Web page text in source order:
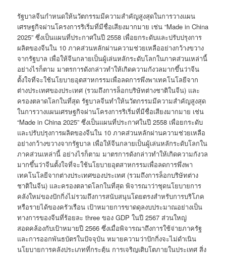
รัฐบาลจีนกำหนดให้นวัตกรรมมีความสำคัญสูงสุดในการวางแผน
เศรษฐกิจผ่านโครงการริเริ่มที่มีชื่อเสียงมากมาย เช่น “Made in China
2025” ซึ่งเป็นแผนที่ประกาศในปี 2558 เพื่อยกระดับและปรับปรุงการ
ผลิตของจีนใน 10 ภาคส่วนหลักผ่านความช่วยเหลืออย่างกว้างขวาง
จากรัฐบาล เพื่อให้จีนกลายเป็นผู้เล่นหลักระดับโลกในภาคส่วนเหล่านี้
อย่างไรก็ตาม มาตรการดังกล่าวทำให้เกิดความกังวลมากขึ้นว่าจีน
ตั้งใจที่จะใช้นโยบายอุตสาหกรรมเพื่อลดการพึ่งพาเทคโนโลยีจาก
ต่างประเทศของประเทศ (รวมถึงการล็อกบริษัทต่างชาติในจีน) และ
ครองตลาดโลกในที่สุด รัฐบาลจีนทำให้นวัตกรรมมีความสำคัญสูงสุด
ในการวางแผนเศรษฐกิจผ่านโครงการริเริ่มที่มีชื่อเสียงมากมาย เช่น
“Made in China 2025” ซึ่งเป็นแผนที่ประกาศในปี 2558 เพื่อยกระดับ
และปรับปรุงการผลิตของจีนใน 10 ภาคส่วนหลักผ่านความช่วยเหลือ
อย่างกว้างขวางจากรัฐบาล เพื่อให้จีนกลายเป็นผู้เล่นหลักระดับโลกใน
ภาคส่วนเหล่านี้ อย่างไรก็ตาม มาตรการดังกล่าวทำให้เกิดความกังวล
มากขึ้นว่าจีนตั้งใจที่จะใช้นโยบายอุตสาหกรรมเพื่อลดการพึ่งพา
เทคโนโลยีจากต่างประเทศของประเทศ (รวมถึงการล็อกบริษัทต่าง
ชาติในจีน) และครองตลาดโลกในที่สุด พิจารณาว่าชุดนโยบายการ
คลังใหม่ของปักกิ่งไม่รวมถึงการสนับสนุนโดยตรงสำหรับการบริโภค
หรือรายได้ของครัวเรือน เป้าหมายการขาดดุลงบประมาณอย่างเป็น
ทางการของจีนที่ร้อยละ three ของ GDP ในปี 2567 ส่วนใหญ่
สอดคล้องกับเป้าหมายปี 2566 ซึ่งเมื่อพิจารณาถึงการใช้จ่ายภาครัฐ
และการออกพันธบัตรในปัจจุบัน หมายความว่าปักกิ่งจะไม่ดำเนิน
นโยบายการคลังประเภทที่กระตุ้น การเจริญเติบโตภายในประเทศ สิ่ง